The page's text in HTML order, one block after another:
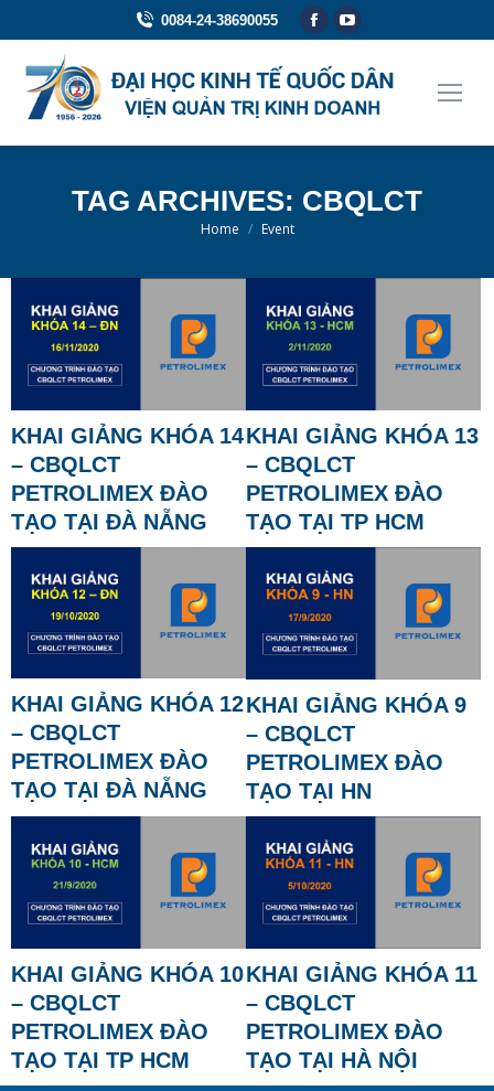
0084-24-38690055
Facebook
opens
in
YouTube
opens
in
TAG ARCHIVES: CBQLCT
You are here:
Home Event
KHAI GIẢNG KHÓA 14
– CBQLCT
PETROLIMEX ĐÀO
TẠO TẠI ĐÀ NẴNG
KHAI GIẢNG KHÓA 13
– CBQLCT
PETROLIMEX ĐÀO
TẠO TẠI TP HCM
KHAI GIẢNG KHÓA 12
– CBQLCT
PETROLIMEX ĐÀO
TẠO TẠI ĐÀ NẴNG
KHAI GIẢNG KHÓA 9
– CBQLCT
PETROLIMEX ĐÀO
TẠO TẠI HN
KHAI GIẢNG KHÓA 10
– CBQLCT
PETROLIMEX ĐÀO
TẠO TẠI TP HCM
KHAI GIẢNG KHÓA 11
– CBQLCT
PETROLIMEX ĐÀO
TẠO TẠI HÀ NỘI